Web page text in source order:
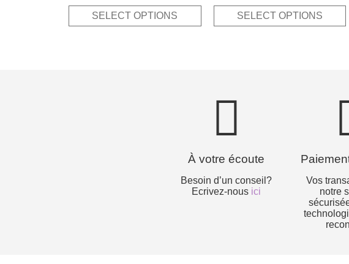
was:
3,95€.
is:
1,98€.
SELECT OPTIONS SELECT OPTIONS
À votre écoute
Besoin d’un conseil?
Ecrivez-nous ici
Vos
notre